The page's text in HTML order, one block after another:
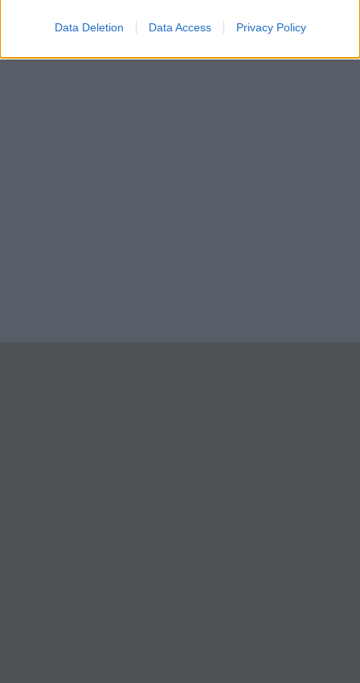
Data Deletion Data Access Privacy Policy